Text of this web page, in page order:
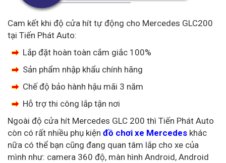
Cam kết khi độ cửa hít tự động cho Mercedes GLC200
tại Tiến Phát Auto:
Lắp đặt hoàn toàn cắm giắc 100%
Sản phẩm nhập khẩu chính hãng
Chế độ bảo hành hậu mãi 3 năm
Hỗ trợ thi công lắp tận nơi
Ngoài độ cửa hít Mercedes GLC 200 thì Tiến Phát Auto
còn có rất nhiều phụ kiện đồ chơi xe Mercedes khác
nữa có thể bạn cũng đang quan tâm lắp cho xe của
mình như: camera 360 độ, màn hình Android, Android